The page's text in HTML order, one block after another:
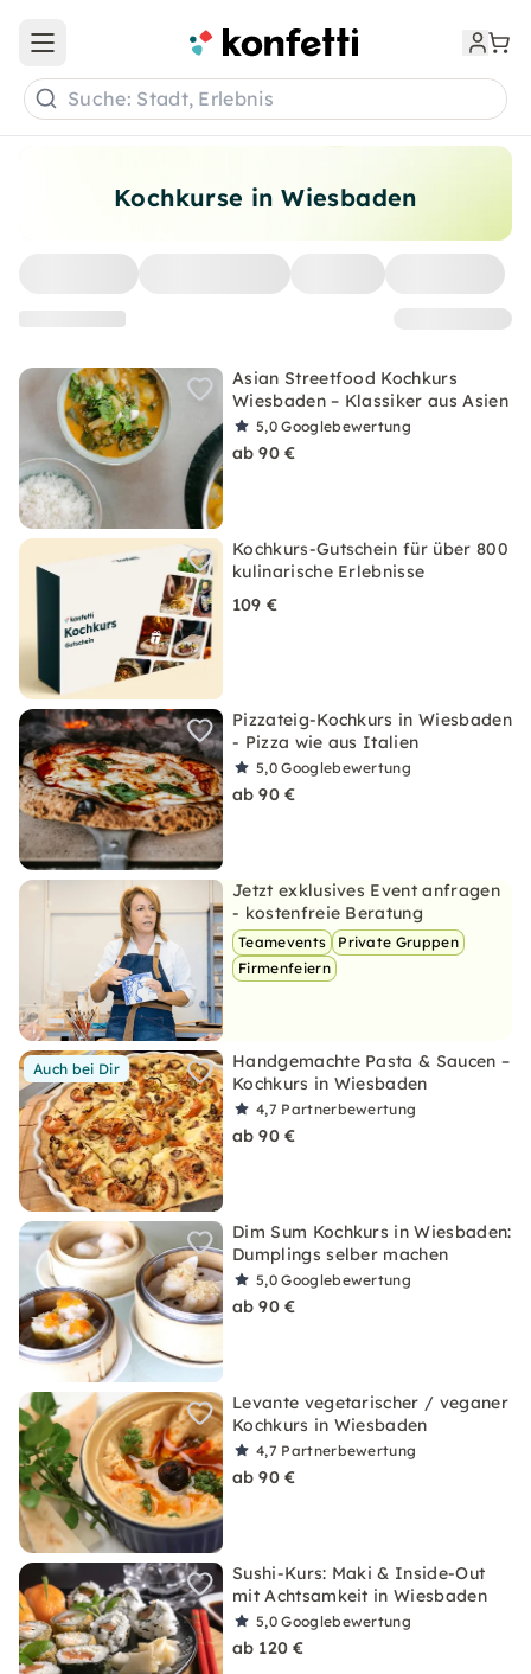
Kochkurse in Wiesbaden
Asian Streetfood Kochkurs
Wiesbaden – Klassiker aus Asien
5,0Googlebewertung
ab 90 €
Kochkurs-Gutschein für über 800
kulinarische Erlebnisse
109 €
Pizzateig-Kochkurs in Wiesbaden
- Pizza wie aus Italien
5,0Googlebewertung
ab 90 €
Jetzt exklusives Event anfragen
- kostenfreie Beratung
Teamevents
Private Gruppen
Firmenfeiern
Auch bei Dir
Handgemachte Pasta & Saucen –
Kochkurs in Wiesbaden
4,7 Partnerbewertung
ab 90 €
Dim Sum Kochkurs in Wiesbaden:
Dumplings selber machen
5,0Googlebewertung
ab 90 €
Levante vegetarischer / veganer
Kochkurs in Wiesbaden
4,7 Partnerbewertung
ab 90 €
Sushi-Kurs: Maki & Inside-Out
mit Achtsamkeit in Wiesbaden
5,0Googlebewertung
ab 120 €
Open main menu
Suche: Stadt, Erlebnis